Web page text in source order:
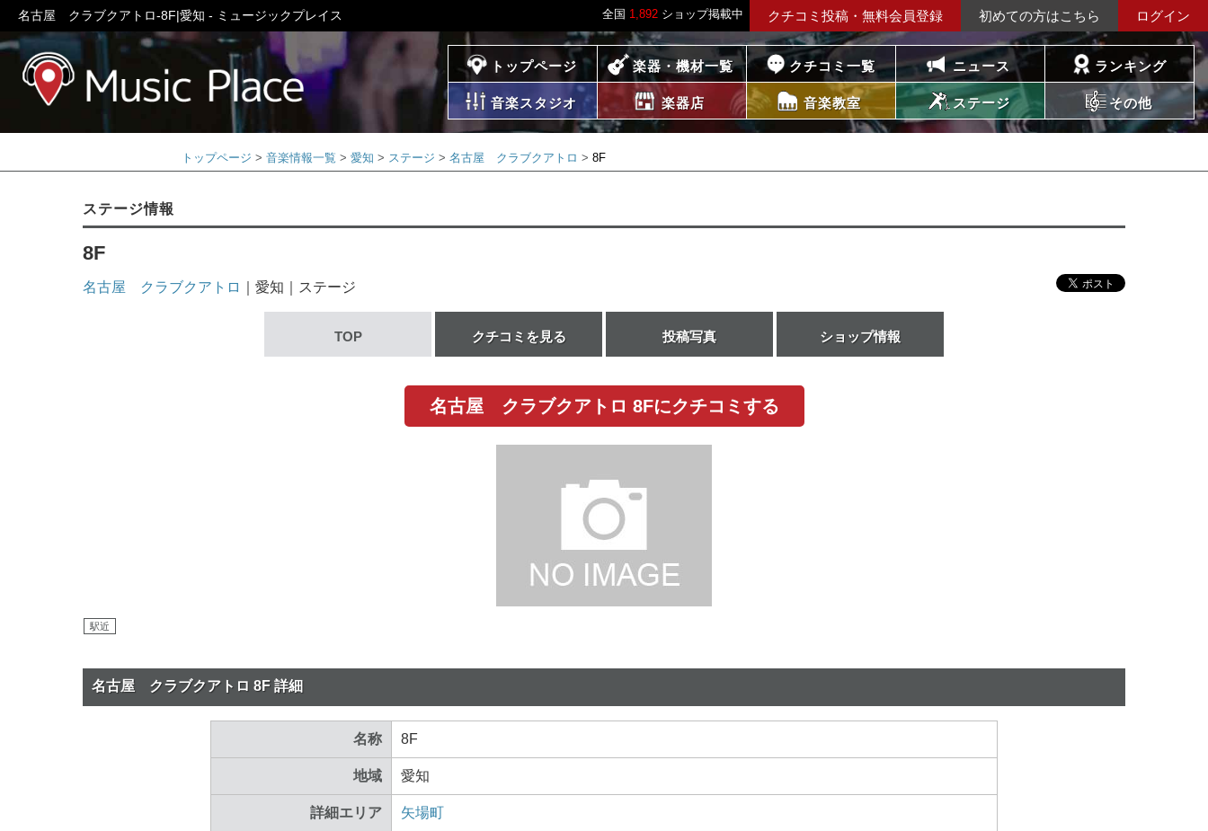
全国 1,892 ショップ掲載中 クチコミ投稿・無料会員登録 初めての方はこちら ログイン
名古屋 クラブクアトロ-8F|愛知 - ミュージックプレイス
ミュージックプレイス トップページ 楽器・機材一覧 クチコミ一覧 ニュース ランキング
音楽スタジオ 楽器店 音楽教室 ステージ その他
トップページ 音楽情報一覧 愛知 ステージ 名古屋 クラブクアトロ 8F
ステージ情報
8F
名古屋 クラブクアトロ ｜愛知｜ステージ
TOP クチコミを見る 投稿写真 ショップ情報
名古屋 クラブクアトロ 8Fにクチコミする
駅近
名古屋 クラブクアトロ 8F 詳細
名称 8F
地域 愛知
詳細エリア 矢場町